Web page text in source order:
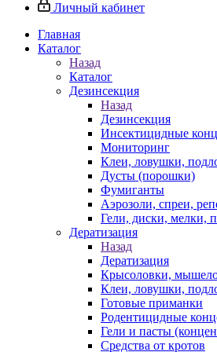
Личный кабинет
Главная
Каталог
Назад
Каталог
Дезинсекция
Назад
Дезинсекция
Инсектицидные
Мониторинг
Клеи, ловушки,
Дусты (порошки)
Фумиганты
Аэрозоли, спреи,
Гели, диски, мелки,
Дератизация
Назад
Дератизация
Крысоловки,
Клеи, ловушки,
Готовые приманки
Родентицидные
Гели и пасты
Средства от кротов